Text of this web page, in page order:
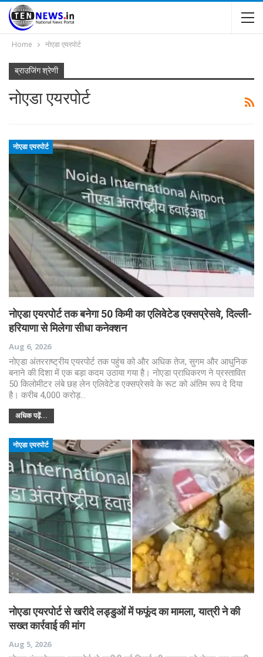
Home नोएडा एयरपोर्ट
ब्राउजिंग श्रेणी
नोएडा एयरपोर्ट
नोएडा एयरपोर्ट
नोएडा एयरपोर्ट तक बनेगा 50 किमी का एलिवेटेड एक्सप्रेसवे, दिल्ली-
हरियाणा से मिलेगा सीधा कनेक्शन
Aug 6, 2026
नोएडा अंतरराष्ट्रीय एयरपोर्ट तक पहुंच को और अधिक तेज, सुगम और आधुनिक
बनाने की दिशा में एक बड़ा कदम उठाया गया है। नोएडा प्राधिकरण ने प्रस्तावित
50 किलोमीटर लंबे छह लेन एलिवेटेड एक्सप्रेसवे के रूट को अंतिम रूप दे दिया
है। करीब 4,000 करोड़…
अधिक पढ़ें...
नोएडा एयरपोर्ट
नोएडा एयरपोर्ट से खरीदे लड्डुओं में फफूंद का मामला, यात्री ने की
सख्त कार्रवाई की मांग
Aug 5, 2026